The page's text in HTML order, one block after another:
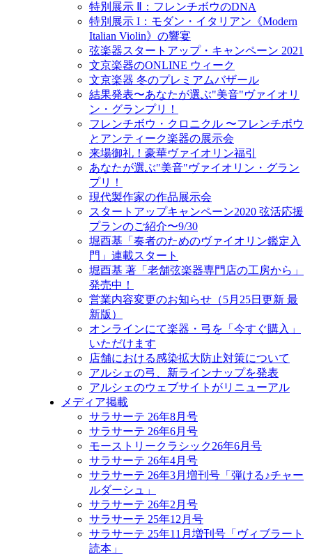
特別展示 Ⅱ：フレンチボウのDNA
特別展示 I：モダン・イタリアン《Modern
Italian Violin》の響宴
弦楽器スタートアップ・キャンペーン 2021
文京楽器のONLINE ウィーク
文京楽器 冬のプレミアムバザール
結果発表〜あなたが選ぶ"美音"ヴァイオリ
ン・グランプリ！
フレンチボウ・クロニクル 〜フレンチボウ
とアンティーク楽器の展示会
来場御礼！豪華ヴァイオリン福引
あなたが選ぶ"美音"ヴァイオリン・グラン
プリ！
現代製作家の作品展示会
スタートアップキャンペーン2020 弦活応援
プランのご紹介〜9/30
堀酉基「奏者のためのヴァイオリン鑑定入
門」連載スタート
堀酉基 著「老舗弦楽器専門店の工房から」
発売中！
営業内容変更のお知らせ（5月25日更新 最
新版）
オンラインにて楽器・弓を「今すぐ購入」
いただけます
店舗における感染拡大防止対策について
アルシェの弓、新ラインナップを発表
アルシェのウェブサイトがリニューアル
メディア掲載
サラサーテ 26年8月号
サラサーテ 26年6月号
モーストリークラシック26年6月号
サラサーテ 26年4月号
サラサーテ 26年3月増刊号「弾ける♪チャー
ルダーシュ」
サラサーテ 26年2月号
サラサーテ 25年12月号
サラサーテ 25年11月増刊号「ヴィブラート
読本」